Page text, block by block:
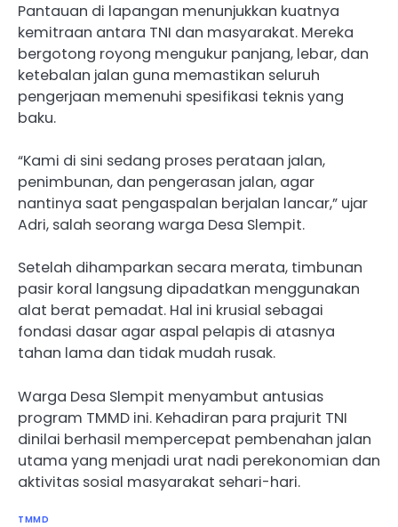
Pantauan di lapangan menunjukkan kuatnya
kemitraan antara TNI dan masyarakat. Mereka
bergotong royong mengukur panjang, lebar, dan
ketebalan jalan guna memastikan seluruh
pengerjaan memenuhi spesifikasi teknis yang
baku.
“Kami di sini sedang proses perataan jalan,
penimbunan, dan pengerasan jalan, agar
nantinya saat pengaspalan berjalan lancar,” ujar
Adri, salah seorang warga Desa Slempit.
Setelah dihamparkan secara merata, timbunan
pasir koral langsung dipadatkan menggunakan
alat berat pemadat. Hal ini krusial sebagai
fondasi dasar agar aspal pelapis di atasnya
tahan lama dan tidak mudah rusak.
Warga Desa Slempit menyambut antusias
program TMMD ini. Kehadiran para prajurit TNI
dinilai berhasil mempercepat pembenahan jalan
utama yang menjadi urat nadi perekonomian dan
aktivitas sosial masyarakat sehari-hari.
TMMD